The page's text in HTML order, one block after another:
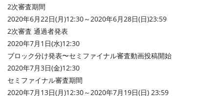
2次審査期間
2020年6月22日(月)12:30～2020年6月28日(日)23:59
2次審査 通過者発表
2020年7月1日(水)12:30
ブロック分け発表〜セミファイナル審査動画投稿開始
2020年7月3日(金)12:30
セミファイナル審査期間
2020年7月13日(月)12:30～2020年7月19日(日) 23:59